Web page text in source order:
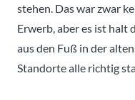
stehen. Das war zwar
Erwerb, aber es ist halt
aus den Fuß in der
Standorte alle richtig